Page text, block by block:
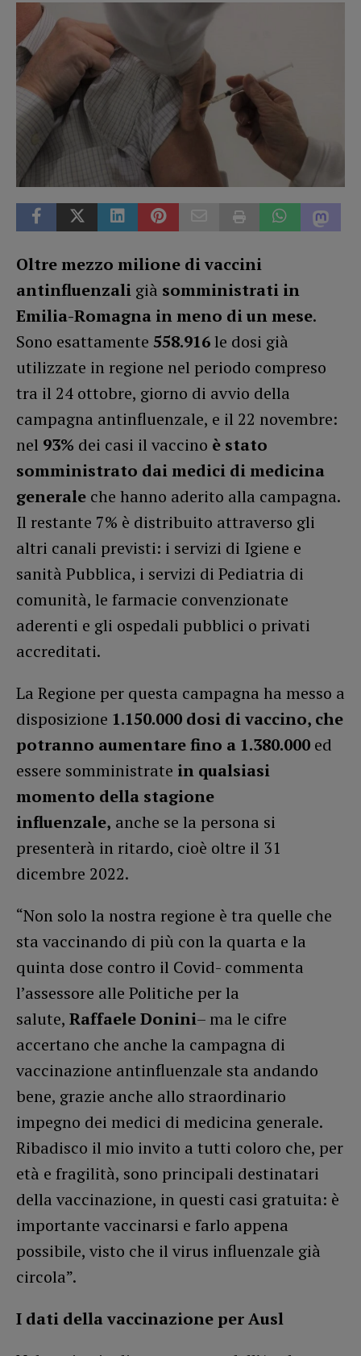
Oltre mezzo milione di vaccini
antinfluenzali già somministrati in
Emilia-Romagna in meno di un mese.
Sono esattamente 558.916le dosi già
utilizzate in regione nel periodo compreso
tra il 24 ottobre, giorno di avvio della
campagna antinfluenzale, e il 22 novembre:
nel 93% dei casi il vaccino è stato
somministrato dai medici di medicina
generale che hanno aderito alla campagna.
Il restante 7% è distribuito attraverso gli
altri canali previsti: i servizi di Igiene e
sanità Pubblica, i servizi di Pediatria di
comunità, le farmacie convenzionate
aderenti e gli ospedali pubblici o privati
accreditati.
La Regione per questa campagna ha messo a
disposizione 1.150.000 dosi di vaccino, che
potranno aumentare fino a 1.380.000 ed
essere somministrate in qualsiasi
momento della stagione
influenzale, anche se la persona si
presenterà in ritardo, cioè oltre il 31
dicembre 2022.
“Non solo la nostra regione è tra quelle che
sta vaccinando di più con la quarta e la
quinta dose contro il Covid- commenta
l’assessore alle Politiche per la
salute, Raffaele Donini– ma le cifre
accertano che anche la campagna di
vaccinazione antinfluenzale sta andando
bene, grazie anche allo straordinario
impegno dei medici di medicina generale.
Ribadisco il mio invito a tutti coloro che, per
età e fragilità, sono principali destinatari
della vaccinazione, in questi casi gratuita: è
importante vaccinarsi e farlo appena
possibile, visto che il virus influenzale già
circola”.
I dati della vaccinazione per Ausl